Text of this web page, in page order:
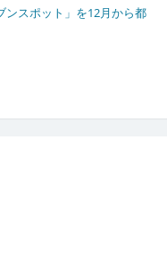
ンスポット」を12月から都